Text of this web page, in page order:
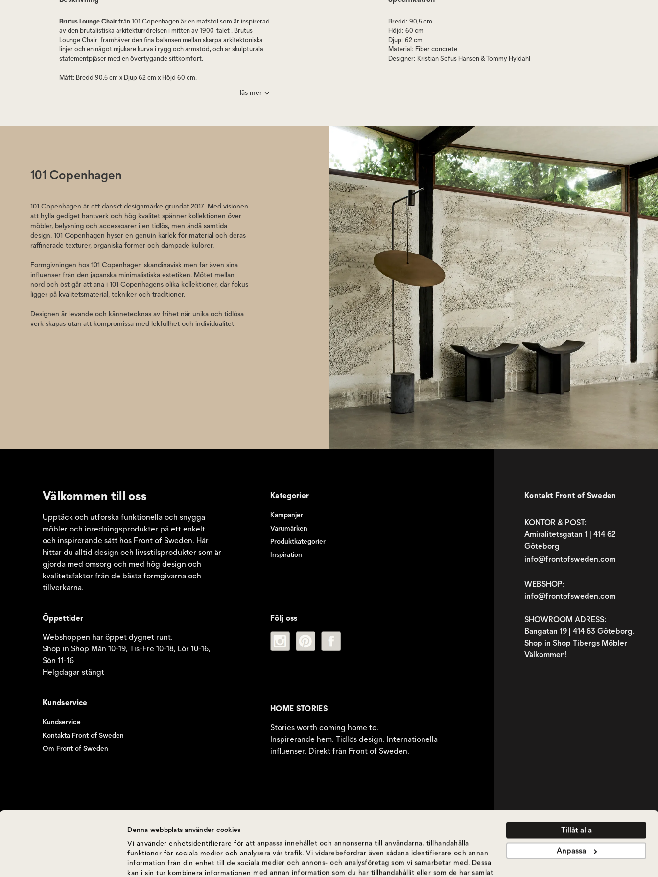
Denna webbplats använder cookies
Vi använder enhetsidentifierare för att anpassa innehållet och annonserna till användarna, tillhandahålla
funktioner för sociala medier och analysera vår trafik. Vi vidarebefordrar även sådana identifierare och annan
information från din enhet till de sociala medier och annons- och analysföretag som vi samarbetar med. Dessa
kan i sin tur kombinera informationen med annan information som du har tillhandahållit eller som de har samlat
Tillåt alla
Anpassa
Brutus Lounge Chairfrån 101 Copenhagen är en matstol som är inspirerad
av den brutalistiska arkitekturrörelsen i mitten av 1900-talet . Brutus
Lounge Chair framhäver den fina balansen mellan skarpa arkitektoniska
linjer och en något mjukare kurva i rygg och armstöd, och är skulpturala
statementpjäser med en övertygande sittkomfort.
Mått: Bredd 90,5 cm x Djup 62 cm x Höjd 60 cm.
Brutus Lounge Chair är designad av Kristian Sofus Hansen & Tommyläs mer
Bredd: 90,5 cm
Höjd: 60 cm
Djup: 62 cm
Material: Fiber concrete
Designer: Kristian Sofus Hansen & Tommy Hyldahl
101 Copenhagen
101 Copenhagen är ett danskt designmärke grundat 2017. Med visionen
att hylla gediget hantverk och hög kvalitet spänner kollektionen över
möbler, belysning och accessoarer i en tidlös, men ändå samtida
design. 101 Copenhagen hyser en genuin kärlek för material och deras
raffinerade texturer, organiska former och dämpade kulörer.
Formgivningen hos 101 Copenhagen skandinavisk men får även sina
influenser från den japanska minimalistiska estetiken. Mötet mellan
nord och öst går att ana i 101 Copenhagens olika kollektioner, där fokus
ligger på kvalitetsmaterial, tekniker och traditioner.
Designen är levande och kännetecknas av frihet när unika och tidlösa
verk skapas utan att kompromissa med lekfullhet och individualitet.
Välkommen till oss
Upptäck och utforska funktionella och snygga
möbler och inredningsprodukter på ett enkelt
och inspirerande sätt hos Front of Sweden. Här
hittar du alltid design och livsstilsprodukter som är
gjorda med omsorg och med hög design och
kvalitetsfaktor från de bästa formgivarna och
tillverkarna.
Kategorier
Kampanjer
Varumärken
Produktkategorier
Inspiration
Öppettider
Webshoppen har öppet dygnet runt.
Shop in Shop Mån 10-19, Tis-Fre 10-18, Lör 10-16,
Sön 11-16
Helgdagar stängt
Följ oss
Kundservice
Kundservice
Kontakta Front of Sweden
Om Front of Sweden
HOME STORIES
Stories worth coming home to.
Inspirerande hem. Tidlös design. Internationella
influenser. Direkt från Front of Sweden.
Kontakt Front of Sweden
KONTOR & POST:
Amiralitetsgatan 1 | 414 62
Göteborg
info@frontofsweden.com
WEBSHOP:
info@frontofsweden.com
SHOWROOM ADRESS:
Bangatan 19 | 414 63 Göteborg.
Shop in Shop Tibergs Möbler
Välkommen!